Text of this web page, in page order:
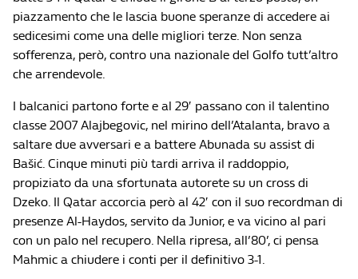
piazzamento che le lascia buone speranze di accedere ai
sedicesimi come una delle migliori terze. Non senza
sofferenza, però, contro una nazionale del Golfo tutt’altro
che arrendevole.
I balcanici partono forte e al 29′ passano con il talentino
classe 2007 Alajbegovic, nel mirino dell’Atalanta, bravo a
saltare due avversari e a battere Abunada su assist di
Bašić. Cinque minuti più tardi arriva il raddoppio,
propiziato da una sfortunata autorete su un cross di
Dzeko. Il Qatar accorcia però al 42′ con il suo recordman di
presenze Al-Haydos, servito da Junior, e va vicino al pari
con un palo nel recupero. Nella ripresa, all’80’, ci pensa
Mahmic a chiudere i conti per il definitivo 3-1.